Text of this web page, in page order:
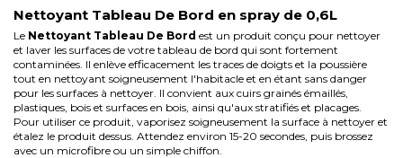
Nettoyant Tableau De Bord en spray de 0,6L
Le Nettoyant Tableau De Bord est un produit conçu pour nettoyer
et laver les surfaces de votre tableau de bord qui sont fortement
contaminées. Il enlève efficacement les traces de doigts et la poussière
tout en nettoyant soigneusement l'habitacle et en étant sans danger
pour les surfaces à nettoyer. Il convient aux cuirs grainés émaillés,
plastiques, bois et surfaces en bois, ainsi qu'aux stratifiés et placages.
Pour utiliser ce produit, vaporisez soigneusement la surface à nettoyer et
étalez le produit dessus. Attendez environ 15-20 secondes, puis brossez
avec un microfibre ou un simple chiffon.